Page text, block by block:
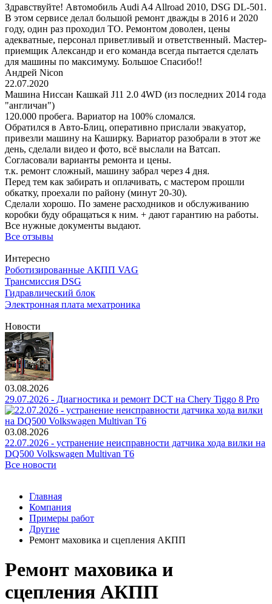
Здравствуйте! Автомобиль Audi A4 Allroad 2010, DSG DL-501.
В этом сервисе делал большой ремонт дважды в 2016 и 2020
году, один раз проходил ТО. Ремонтом доволен, цены
адекватные, персонал приветливый и ответственный. Мастер-
приемщик Александр и его команда всегда пытается сделать
для машины по максимуму. Большое Спасибо!!
Андрей Nicon
22.07.2020
Машина Ниссан Кашкай J11 2.0 4WD (из последних 2014 года
"англичан")
120.000 пробега. Вариатор на 100% сломался.
Обратился в Авто-Блиц, оперативно прислали эвакуатор,
привезли машину на Каширку. Вариатор разобрали в этот же
день, сделали видео и фото, всё выслали на Ватсап.
Согласовали варианты ремонта и цены.
т.к. ремонт сложный, машину забрал через 4 дня.
Перед тем как забирать и оплачивать, с мастером прошли
обкатку, проехали по району (минут 20-30).
Сделали хорошо. По замене расходников и обслуживанию
коробки буду обращаться к ним. + дают гарантию на работы.
Все нужные документы выдают.
Все отзывы
Интересно
Роботизированные АКПП VAG
Трансмиссия DSG
Гидравлический блок
Электронная плата мехатроника
Новости
03.08.2026
29.07.2026 - Диагностика и ремонт DCT на Chery Tiggo 8 Pro
03.08.2026
22.07.2026 - устранение неисправности датчика хода вилки на
DQ500 Volkswagen Multivan T6
Все новости
Главная
Компания
Примеры работ
Другие
Ремонт маховика и сцепления АКПП
Ремонт маховика и
сцепления АКПП